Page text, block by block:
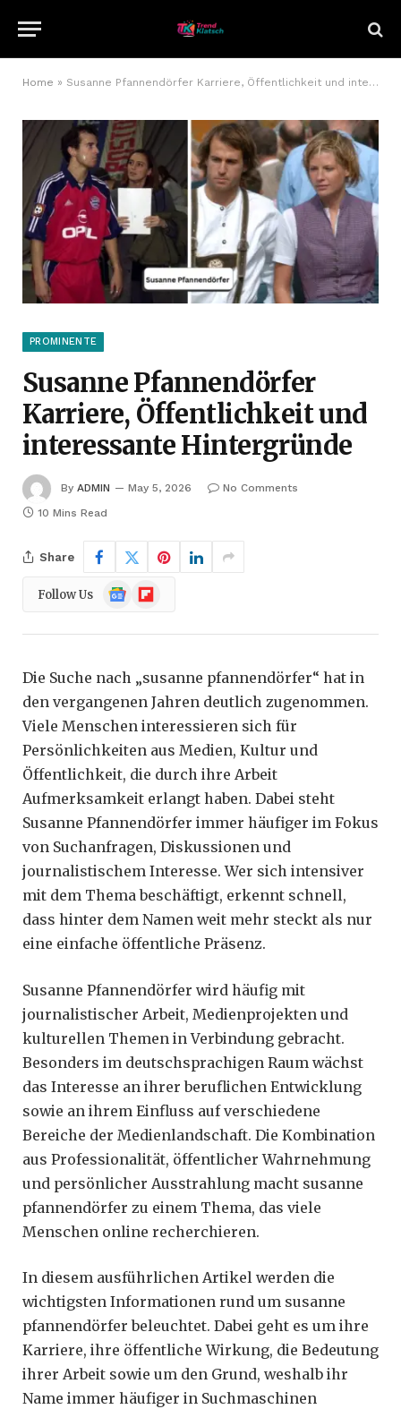
Home » Susanne Pfannendörfer Karriere, Öffentlichkeit und interessante Hintergründe
PROMINENTE
Susanne Pfannendörfer
Karriere, Öffentlichkeit und
interessante Hintergründe
By ADMIN May 5, 2026
No Comments
10 Mins Read
Share
Follow Us
Google
News
Flipboard
Die Suche nach „susanne pfannendörfer“ hat in
den vergangenen Jahren deutlich zugenommen.
Viele Menschen interessieren sich für
Persönlichkeiten aus Medien, Kultur und
Öffentlichkeit, die durch ihre Arbeit
Aufmerksamkeit erlangt haben. Dabei steht
Susanne Pfannendörfer immer häufiger im Fokus
von Suchanfragen, Diskussionen und
journalistischem Interesse. Wer sich intensiver
mit dem Thema beschäftigt, erkennt schnell,
dass hinter dem Namen weit mehr steckt als nur
eine einfache öffentliche Präsenz.
Susanne Pfannendörfer wird häufig mit
journalistischer Arbeit, Medienprojekten und
kulturellen Themen in Verbindung gebracht.
Besonders im deutschsprachigen Raum wächst
das Interesse an ihrer beruflichen Entwicklung
sowie an ihrem Einfluss auf verschiedene
Bereiche der Medienlandschaft. Die Kombination
aus Professionalität, öffentlicher Wahrnehmung
und persönlicher Ausstrahlung macht susanne
pfannendörfer zu einem Thema, das viele
Menschen online recherchieren.
In diesem ausführlichen Artikel werden die
wichtigsten Informationen rund um susanne
pfannendörfer beleuchtet. Dabei geht es um ihre
Karriere, ihre öffentliche Wirkung, die Bedeutung
ihrer Arbeit sowie um den Grund, weshalb ihr
Name immer häufiger in Suchmaschinen